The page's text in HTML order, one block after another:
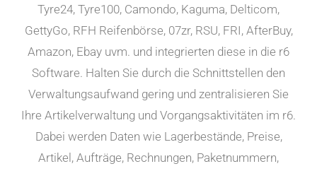
Tyre24, Tyre100, Camondo, Kaguma, Delticom,
GettyGo, RFH Reifenbörse, 07zr, RSU, FRI, AfterBuy,
Amazon, Ebay uvm. und integrierten diese in die r6
Software. Halten Sie durch die Schnittstellen den
Verwaltungsaufwand gering und zentralisieren Sie
Ihre Artikelverwaltung und Vorgangsaktivitäten im r6.
Dabei werden Daten wie Lagerbestände, Preise,
Artikel, Aufträge, Rechnungen, Paketnummern,